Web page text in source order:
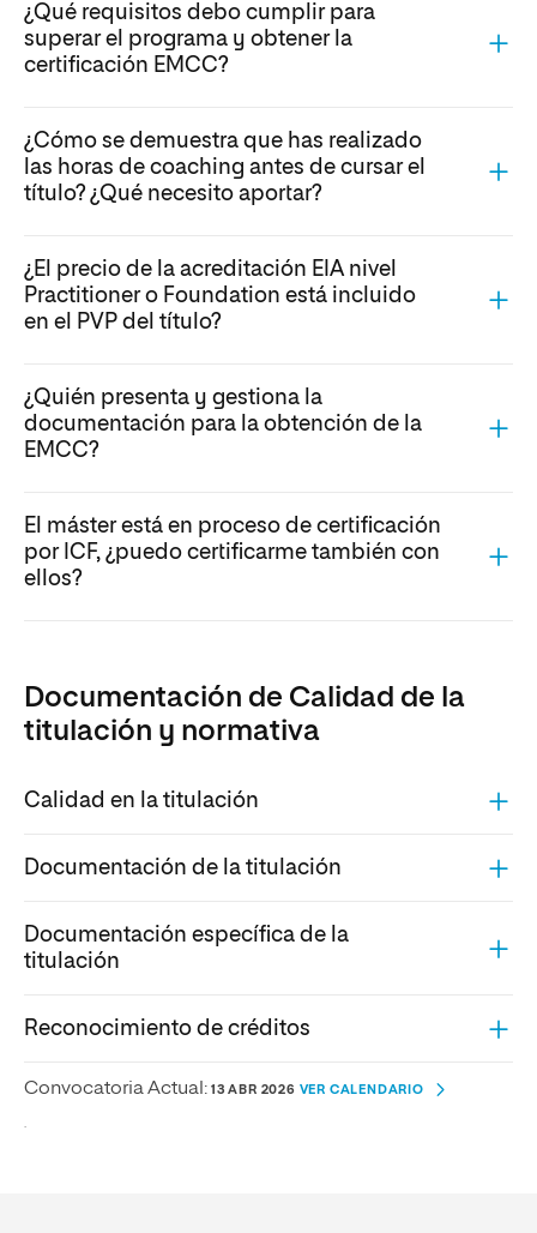
¿Qué requisitos debo cumplir para
superar el programa y obtener la
certificación EMCC?
¿Cómo se demuestra que has realizado
las horas de coaching antes de cursar el
título? ¿Qué necesito aportar?
¿El precio de la acreditación EIA nivel
Practitioner o Foundation está incluido
en el PVP del título?
¿Quién presenta y gestiona la
documentación para la obtención de la
EMCC?
El máster está en proceso de certificación
por ICF, ¿puedo certificarme también con
ellos?
Documentación de Calidad de la
titulación y normativa
Calidad en la titulación
Documentación de la titulación
Documentación específica de la
titulación
Reconocimiento de créditos
Convocatoria Actual: 13 ABR 2026 VER CALENDARIO
.